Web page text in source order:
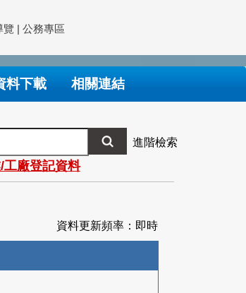
覽 | 公務專區
料下載 相關連結
進階檢索
工廠登記資料
資料更新頻率：即時